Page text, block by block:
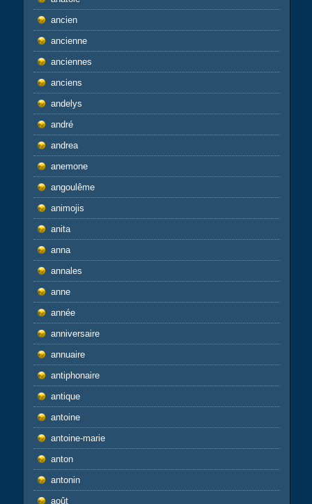
ancien
ancienne
anciennes
anciens
andelys
andré
andrea
anemone
angoulême
animojis
anita
anna
annales
anne
année
anniversaire
annuaire
antiphonaire
antique
antoine
antoine-marie
anton
antonin
août